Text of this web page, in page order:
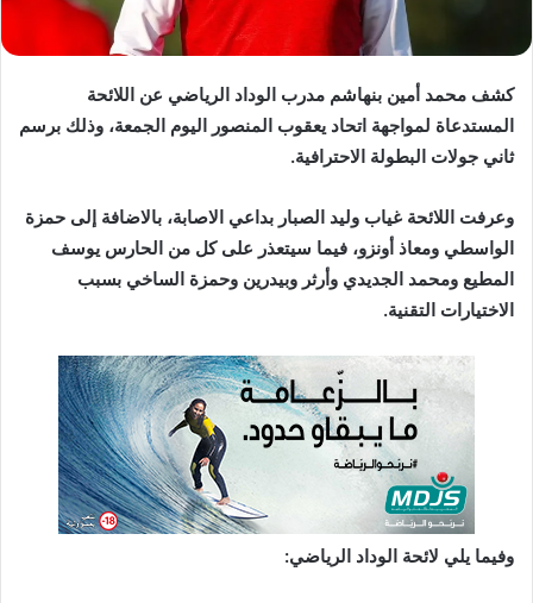
ك
ت
و
ن
ي
كشف محمد أمين بنهاشم مدرب الوداد الرياضي عن اللائحة
المستدعاة لمواجهة اتحاد يعقوب المنصور اليوم الجمعة، وذلك برسم
ثاني جولات البطولة الاحترافية.
وعرفت اللائحة غياب وليد الصبار بداعي الاصابة، بالاضافة إلى حمزة
الواسطي ومعاذ أونزو، فيما سيتعذر على كل من الحارس يوسف
المطيع ومحمد الجديدي وأرثر وبيدرين وحمزة الساخي بسبب
الاختيارات التقنية.
وفيما يلي لائحة الوداد الرياضي: